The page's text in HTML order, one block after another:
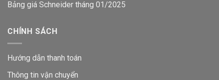
Bảng giá Schneider tháng 01/2025
CHÍNH SÁCH
Hướng dẫn thanh toán
Thông tin vận chuyển